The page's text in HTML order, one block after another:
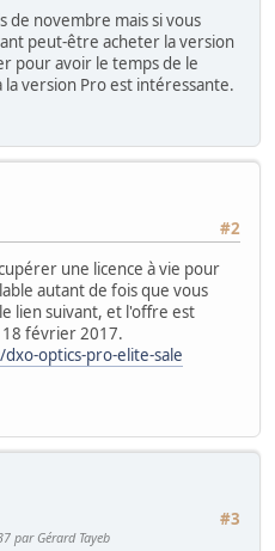
de novembre mais si vous
peut-être acheter la version
pour avoir le temps de le
version Pro est intéressante.
#2
une licence à vie pour
autant de fois que vous
lien suivant, et l'offre est
février 2017.
optics-pro-elite-sale
#3
par Gérard Tayeb